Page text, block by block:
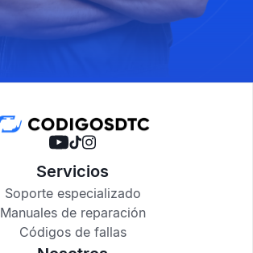
Servicios
Soporte especializado
Manuales de reparación
Códigos de fallas